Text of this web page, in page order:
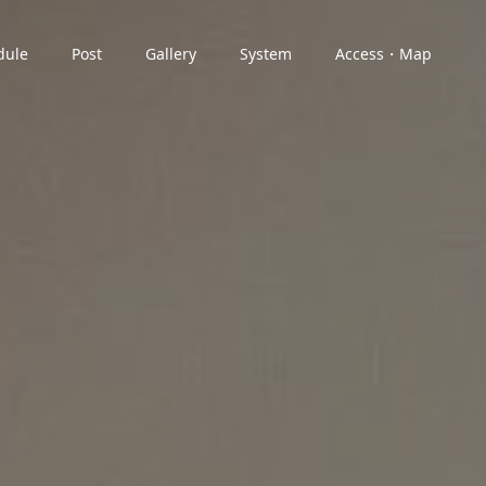
Post Gallery System Access・Map